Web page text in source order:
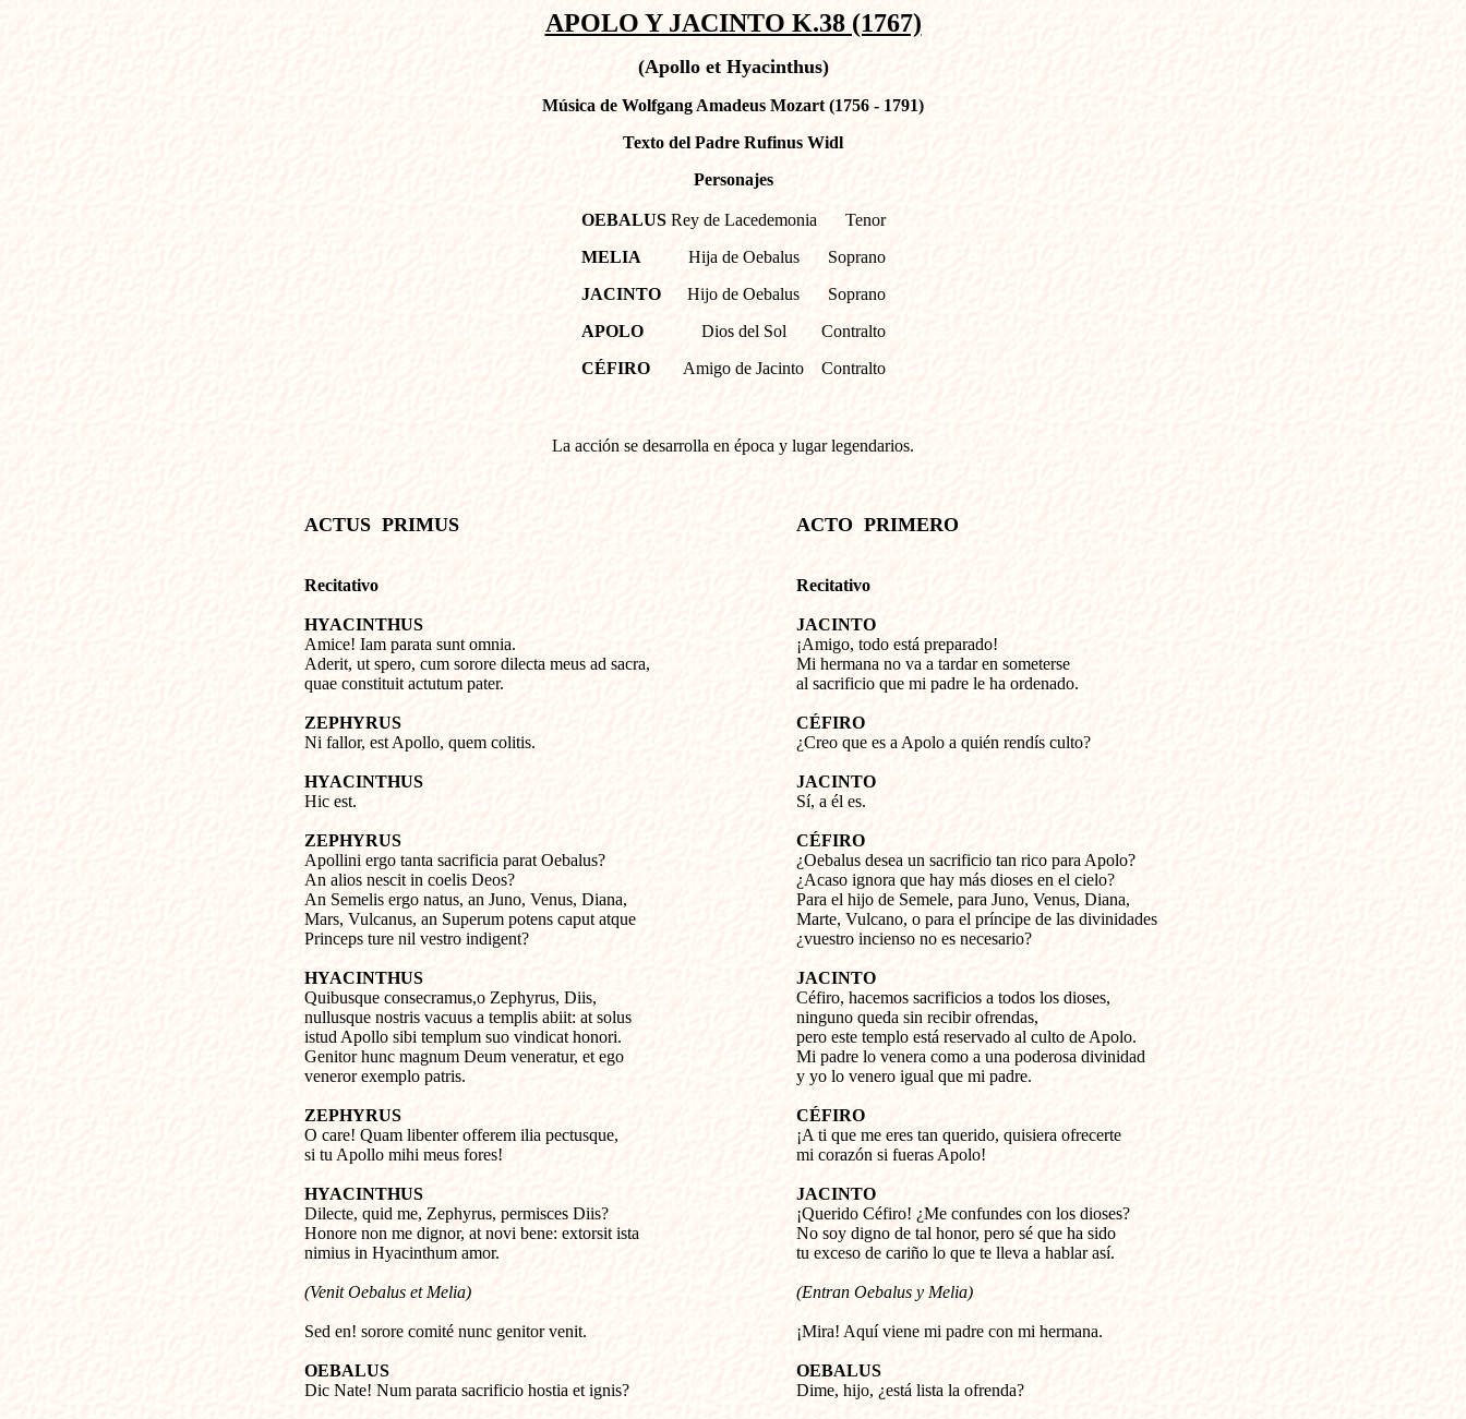
APOLO Y JACINTO K.38 (1767)
(Apollo et Hyacinthus)
Música de Wolfgang Amadeus Mozart (1756 - 1791)
Texto del Padre Rufinus Widl
Personajes
OEBALUS
MELIA
JACINTO
APOLO
CÉFIRO
Rey de Lacedemonia
Hija de Oebalus
Hijo de Oebalus
Dios del Sol
Amigo de Jacinto
Tenor
Soprano
Soprano
Contralto
Contralto
La acción se desarrolla en época y lugar legendarios.
ACTUS  PRIMUS
Recitativo
HYACINTHUS
Amice! Iam parata sunt omnia.
Aderit, ut spero, cum sorore dilecta meus ad sacra,
quae constituit actutum pater.
ZEPHYRUS
Ni fallor, est Apollo, quem colitis.
HYACINTHUS
Hic est.
ZEPHYRUS
Apollini ergo tanta sacrificia parat Oebalus?
An alios nescit in coelis Deos?
An Semelis ergo natus, an Juno, Venus, Diana,
Mars, Vulcanus, an Superum potens caput atque
Princeps ture nil vestro indigent?
HYACINTHUS
Quibusque consecramus,o Zephyrus, Diis,
nullusque nostris vacuus a templis abiit: at solus
istud Apollo sibi templum suo vindicat honori.
Genitor hunc magnum Deum veneratur, et ego
veneror exemplo patris.
ZEPHYRUS
O care! Quam libenter offerem ilia pectusque,
si tu Apollo mihi meus fores!
HYACINTHUS
Dilecte, quid me, Zephyrus, permisces Diis?
Honore non me dignor, at novi bene: extorsit ista
nimius in Hyacinthum amor.
(Venit Oebalus et Melia)
Sed en! sorore comité nunc genitor venit.
OEBALUS
Dic Nate! Num parata sacrificio hostia et ignis?
ACTO  PRIMERO
Recitativo
JACINTO
¡Amigo, todo está preparado!
Mi hermana no va a tardar en someterse
al sacrificio que mi padre le ha ordenado.
CÉFIRO
¿Creo que es a Apolo a quién rendís culto?
JACINTO
Sí, a él es.
CÉFIRO
¿Oebalus desea un sacrificio tan rico para Apolo?
¿Acaso ignora que hay más dioses en el cielo?
Para el hijo de Semele, para Juno, Venus, Diana,
Marte, Vulcano, o para el príncipe de las divinidades
¿vuestro incienso no es necesario?
JACINTO
Céfiro, hacemos sacrificios a todos los dioses,
ninguno queda sin recibir ofrendas,
pero este templo está reservado al culto de Apolo.
Mi padre lo venera como a una poderosa divinidad
y yo lo venero igual que mi padre.
CÉFIRO
¡A ti que me eres tan querido, quisiera ofrecerte
mi corazón si fueras Apolo!
JACINTO
¡Querido Céfiro! ¿Me confundes con los dioses?
No soy digno de tal honor, pero sé que ha sido
tu exceso de cariño lo que te lleva a hablar así.
(Entran Oebalus y Melia)
¡Mira! Aquí viene mi padre con mi hermana.
OEBALUS
Dime, hijo, ¿está lista la ofrenda?